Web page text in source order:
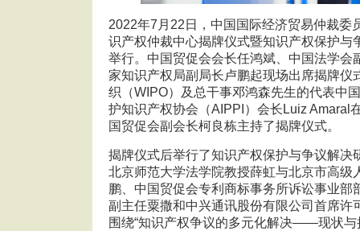
2022年7月22日，中国国际经济贸易仲裁委
识产权仲裁中心揭牌仪式暨知识产权保护与
举行。中国贸促会会长任鸿斌、中国法学会
家知识产权局副局长卢鹏起现场出席揭牌仪
织（WIPO）及总干事邓鸿森先生的代表中
护知识产权协会（AIPPI）会长Luiz Amaral
国贸促会副会长柯良栋主持了揭牌仪式。
揭牌仪式后举行了知识产权保护与争议解决
北京师范大学法学院教授薛虹与北京市高级
鹏、中国贸促会专利商标事务所诉讼事业部
副主任粟撒和中兴通讯股份有限公司首席许
围绕“知识产权争议的多元化解决——现状与